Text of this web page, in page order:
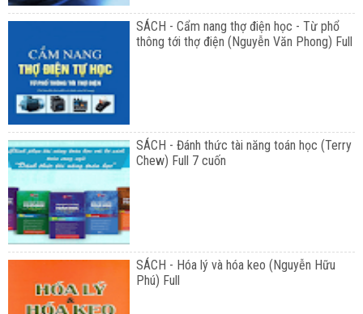
SÁCH - Cẩm nang thợ điện học - Từ phổ
thông tới thợ điện (Nguyễn Văn Phong) Full
SÁCH - Đánh thức tài năng toán học (Terry
Chew) Full 7 cuốn
SÁCH - Hóa lý và hóa keo (Nguyễn Hữu
Phú) Full